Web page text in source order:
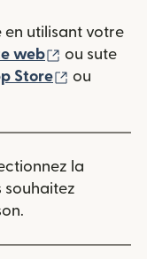
en utilisant votre
web (s'ouvre
ou sute
Store (s'ouvre
ou
une nouvelle
la
souhaitez